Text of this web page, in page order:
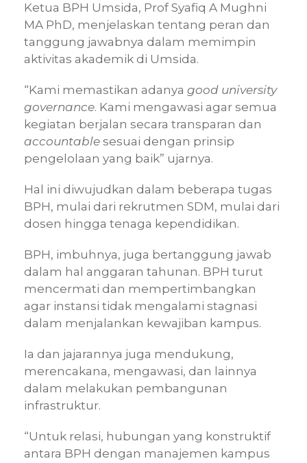
Ketua BPH Umsida, Prof Syafiq A Mughni
MA PhD, menjelaskan tentang peran dan
tanggung jawabnya dalam memimpin
aktivitas akademik di Umsida.
“Kami memastikan adanya good university
governance. Kami mengawasi agar semua
kegiatan berjalan secara transparan dan
accountable sesuai dengan prinsip
pengelolaan yang baik” ujarnya.
Hal ini diwujudkan dalam beberapa tugas
BPH, mulai dari rekrutmen SDM, mulai dari
dosen hingga tenaga kependidikan.
BPH, imbuhnya, juga bertanggung jawab
dalam hal anggaran tahunan. BPH turut
mencermati dan mempertimbangkan
agar instansi tidak mengalami stagnasi
dalam menjalankan kewajiban kampus.
Ia dan jajarannya juga mendukung,
merencakana, mengawasi, dan lainnya
dalam melakukan pembangunan
infrastruktur.
“Untuk relasi, hubungan yang konstruktif
antara BPH dengan manajemen kampus